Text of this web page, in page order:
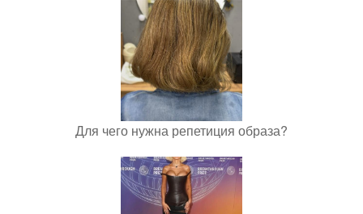
Для чего нужна репетиция образа?